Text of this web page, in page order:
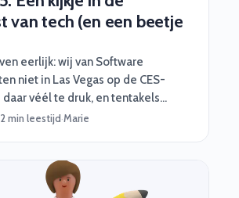
van tech (en een beetje
eerlijk: wij van Software
niet in Las Vegas op de CES-
daar véél te druk, en tentakels
in vliegtuigen). Maar dat
wordt. CES is dé plek waar
hun coolste snufjes laten zien, en
2 min leestijd·Marie